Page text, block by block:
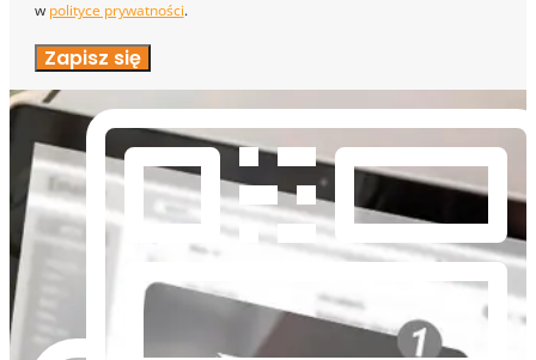
w polityce prywatności.
Zapisz się